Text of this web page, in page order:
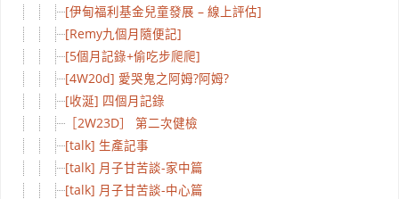
[伊甸福利基金兒童發展 – 線上評估]
[Remy九個月隨便記]
[5個月記錄+偷吃步爬爬]
[4W20d] 愛哭鬼之阿姆?阿姆?
[收涎] 四個月記錄
［2W23D］ 第二次健檢
[talk] 生產記事
[talk] 月子甘苦談-家中篇
[talk] 月子甘苦談-中心篇